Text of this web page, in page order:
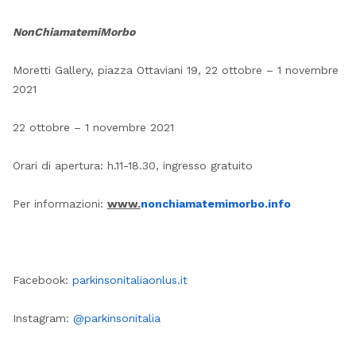
NonChiamatemiMorbo
Moretti Gallery, piazza Ottaviani 19, 22 ottobre – 1 novembre
2021
22 ottobre – 1 novembre 2021
Orari di apertura: h.11-18.30, ingresso gratuito
Per informazioni: www.nonchiamatemimorbo.info
Facebook: parkinsonitaliaonlus.it
Instagram: @parkinsonitalia